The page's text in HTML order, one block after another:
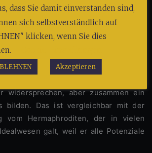
gesehen werden müsse. Diese
Lévi, sei der Schlüssel zur wahren
Freiheit.
Prozess der Transformation: die
widersprechen, aber zusammen ein
bilden. Das ist vergleichbar mit der
vom Hermaphroditen, der in vielen
galt, weil er alle Potenziale
dass Sie damit einverstanden sind,
sich selbstverständlich auf
klicken, wenn Sie dies
Akzeptieren